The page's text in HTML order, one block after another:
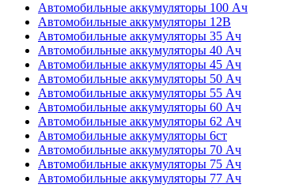
Автомобильные аккумуляторы 100 Ач
Автомобильные аккумуляторы 12В
Автомобильные аккумуляторы 35 Ач
Автомобильные аккумуляторы 40 Ач
Автомобильные аккумуляторы 45 Ач
Автомобильные аккумуляторы 50 Ач
Автомобильные аккумуляторы 55 Ач
Автомобильные аккумуляторы 60 Ач
Автомобильные аккумуляторы 62 Ач
Автомобильные аккумуляторы 6ст
Автомобильные аккумуляторы 70 Ач
Автомобильные аккумуляторы 75 Ач
Автомобильные аккумуляторы 77 Ач